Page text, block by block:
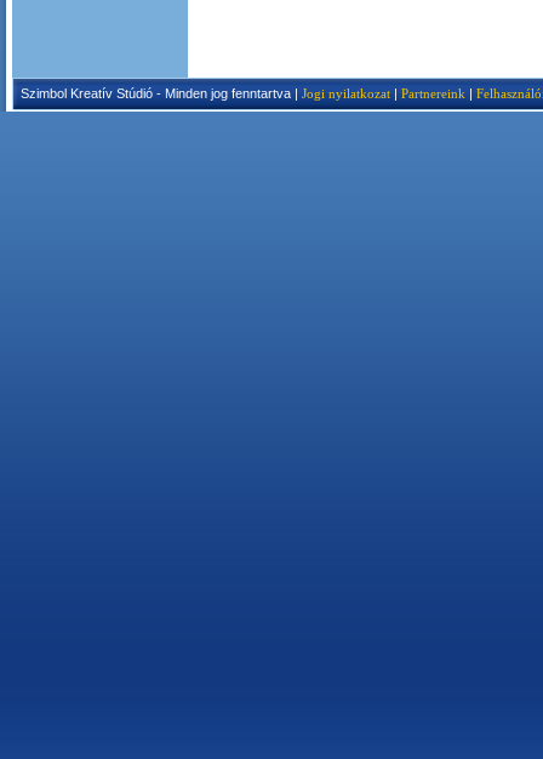
Szimbol Kreatív Stúdió - Minden jog fenntartva | Jogi nyilatkozat | Partnereink |